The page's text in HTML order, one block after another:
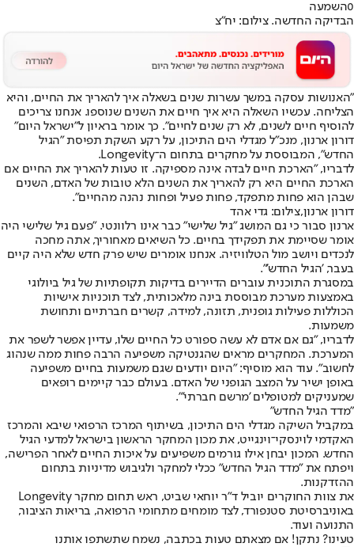
0השמעה
הבדיקה החדשה. צילום: יח"צ
"האנושות עסקה במשך עשרות שנים בשאלה איך להאריך את החיים, והיא
הצליחה. עכשיו השאלה היא איך חיים את השנים שנוספו. אנחנו צריכים
להוסיף חיים לשנים, לא רק שנים לחיים". כך אומר בראיון ל"ישראל היום"
דורון ארנון, מנכ"ל מגדלי הים התיכון, על רקע השקת תפיסת "הגיל
החדש", המבוססת על מחקרים בתחום ה־Longevity.
לדבריו, "הארכת חיים לבדה אינה מספיקה. זו טעות להאריך את החיים אם
הארכת החיים היא רק להאריך את השנים הלא טובות של האדם, השנים
שבהן הוא פחות מתפקד, פחות פעיל ופחות נהנה מהחיים".
דורון ארנון,צילום: גדי אהד
ארנון סבור כי גם המושג "גיל שלישי" כבר אינו רלוונטי. "פעם גיל שלישי היה
אומר שסיימת את תפקידך בחיים. כל השיאים מאחוריך, אתה מחכה
לנכדים ויושב מול הטלוויזיה. אנחנו אומרים שיש פרק חדש שלא היה קיים
בעבר, 'הגיל החדש'".
במסגרת התוכנית עוברים הדיירים בדיקות תקופתיות של גיל ביולוגי
באמצעות מערכת מבוססת בינה מלאכותית, לצד תוכניות אישיות
הכוללות פעילות גופנית, תזונה, למידה, קשרים חברתיים ותחושת
משמעות.
לדבריו, "גם אם אדם לא עשה ספורט כל החיים שלו, עדיין אפשר לשפר את
המערכת. המחקרים מראים שהגנטיקה משפיעה הרבה פחות ממה שנהוג
לחשוב". עוד הוא מוסיף: "היום יודעים שגם משמעות בחיים משפיעה
באופן ישיר על המצב הגופני של האדם. בעולם כבר קיימים רופאים
שמעניקים למטופלים 'מרשם חברתי'".
"מדד הגיל החדש"
במקביל השיקה מגדלי הים התיכון, בשיתוף המרכז הרפואי שיבא והמרכז
האקדמי לוינסקי־וינגייט, את מכון המחקר הראשון בישראל למדעי הגיל
החדש. המכון יבחן אילו גורמים משפיעים על איכות החיים לאחר הפרישה,
ויפתח את "מדד הגיל החדש" ככלי למחקר ולגיבוש מדיניות בתחום
ההזדקנות.
את צוות החוקרים יוביל ד"ר יוחאי שביט, ראש תחום מחקר Longevity
באוניברסיטת סטנפורד, לצד מומחים מתחומי הרפואה, בריאות הציבור,
התנועה ועוד.
טעינו? נתקן! אם מצאתם טעות בכתבה, נשמח שתשתפו אותנו